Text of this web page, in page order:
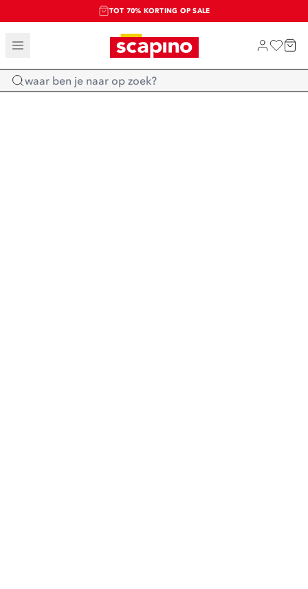
TOT 70% KORTING OP SALE
SALE: LAATSTE KANS!
SHOP NIEUW
Home